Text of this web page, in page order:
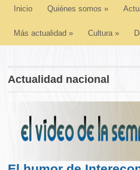
Inicio Quiénes somos »
Más actualidad » Cultura»
Actualidad nacional